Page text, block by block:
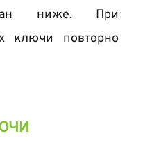
ниже. При
ключи повторно